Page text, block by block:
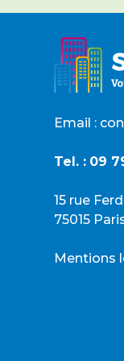
Email :
Tel. : 09
15 rue
75015
Mentions